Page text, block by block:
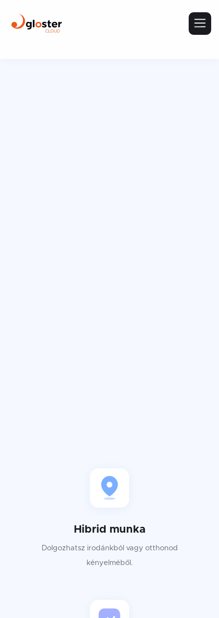
Hibrid munka
Dolgozhatsz irodánkból vagy otthonod
kényelméből.